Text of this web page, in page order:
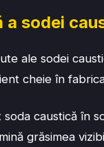
a sodei
ale sodei
cheie în
caustică în
grăsimea